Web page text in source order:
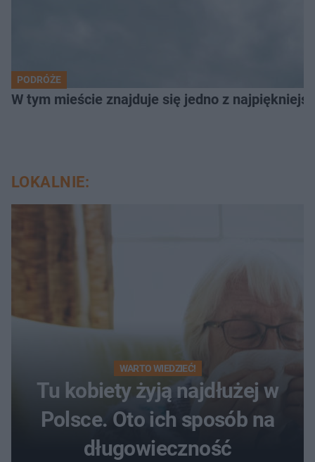
PODRÓŻE
W tym mieście znajduje się jedno z
LOKALNIE:
WARTO WIEDZIEĆ!
Tu kobiety żyją najdłużej w
Polsce. Oto ich sposób na
długowieczność